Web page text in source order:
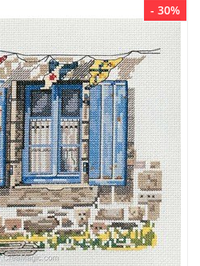
- 30%